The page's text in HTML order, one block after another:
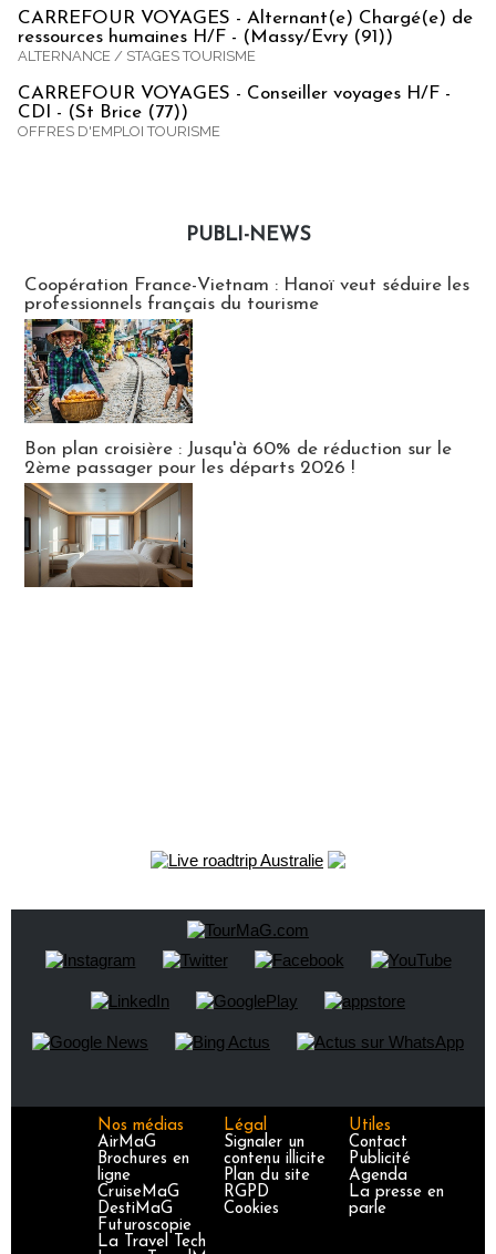
CARREFOUR VOYAGES - Alternant(e) Chargé(e) de
ressources humaines H/F - (Massy/Evry (91))
ALTERNANCE / STAGES TOURISME
CARREFOUR VOYAGES - Conseiller voyages H/F -
CDI - (St Brice (77))
OFFRES D'EMPLOI TOURISME
PUBLI-NEWS
Coopération France-Vietnam : Hanoï veut séduire les
professionnels français du tourisme
Bon plan croisière : Jusqu'à 60% de réduction sur le
2ème passager pour les départs 2026 !
Nos médias
AirMaG
Brochures en
ligne
CruiseMaG
DestiMaG
Futuroscopie
La Travel Tech
Légal
Signaler un
contenu illicite
Plan du site
RGPD
Cookies
Utiles
Contact
Publicité
Agenda
La presse en
parle